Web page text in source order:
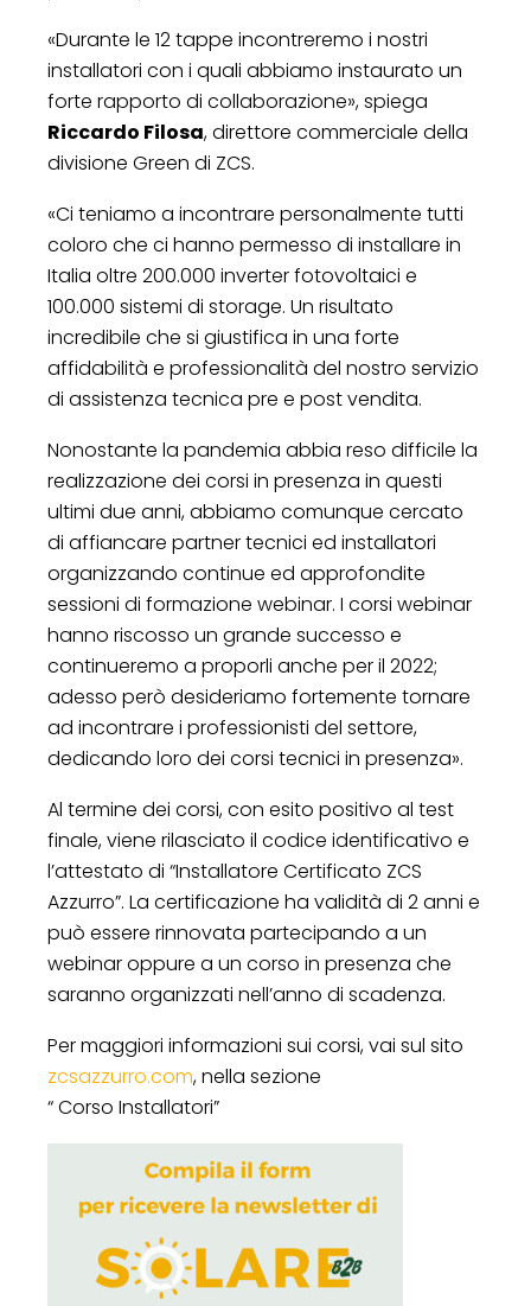
«Durante le 12 tappe incontreremo i nostri
installatori con i quali abbiamo instaurato un
forte rapporto di collaborazione», spiega
Riccardo Filosa, direttore commerciale della
divisione Green di ZCS.
«Ci teniamo a incontrare personalmente tutti
coloro che ci hanno permesso di installare in
Italia oltre 200.000 inverter fotovoltaici e
100.000 sistemi di storage. Un risultato
incredibile che si giustifica in una forte
affidabilità e professionalità del nostro servizio
di assistenza tecnica pre e post vendita.
Nonostante la pandemia abbia reso difficile la
realizzazione dei corsi in presenza in questi
ultimi due anni, abbiamo comunque cercato
di affiancare partner tecnici ed installatori
organizzando continue ed approfondite
sessioni di formazione webinar. I corsi webinar
hanno riscosso un grande successo e
continueremo a proporli anche per il 2022;
adesso però desideriamo fortemente tornare
ad incontrare i professionisti del settore,
dedicando loro dei corsi tecnici in presenza».
Al termine dei corsi, con esito positivo al test
finale, viene rilasciato il codice identificativo e
l’attestato di “Installatore Certificato ZCS
Azzurro”. La certificazione ha validità di 2 anni e
può essere rinnovata partecipando a un
webinar oppure a un corso in presenza che
saranno organizzati nell’anno di scadenza.
Per maggiori informazioni sui corsi, vai sul sito
zcsazzurro.com, nella sezione
“ Corso Installatori”